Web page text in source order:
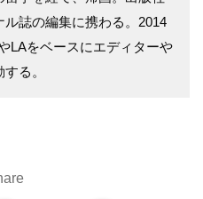
誌の編集に携わる。2014
LAをベースにエディターや
る。